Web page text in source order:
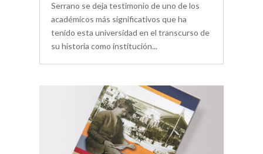
Serrano se deja testimonio de uno de los
académicos más significativos que ha
tenido esta universidad en el transcurso de
su historia como institución...